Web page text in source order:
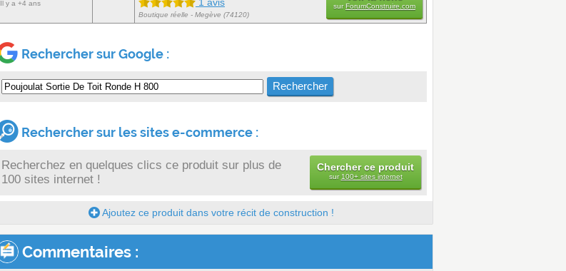
Il y a +4 ans
Boutique réelle - Megève (74120)
surForumConstruire.com
Rechercher sur Google :
Rechercher sur les sites e-commerce :
Recherchez en quelques clics ce produit sur plus de
100 sites internet !
Chercher ce produit
sur 100+ sites internet
Ajoutez ce produit dans votre récit de construction !
Commentaires :